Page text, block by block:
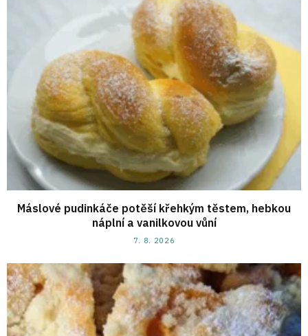
Máslové pudinkáče potěší křehkým těstem, hebkou
náplní a vanilkovou vůní
7. 8. 2026